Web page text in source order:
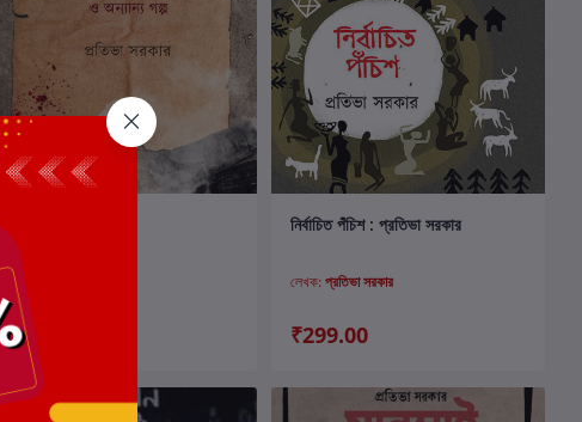
শ্মশানবন্ধু ও অন্যান্য গল্প
লেখক:
₹200.00
কার্টে যোগ করুন
নির্বাচিত পঁচিশ : প্রতিভা সরকার
লেখক: প্রতিভা সরকার
₹299.00